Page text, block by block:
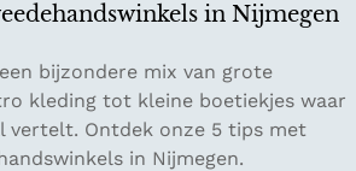
in Nijmegen
bijzondere mix van grote
kleding tot kleine boetiekjes waar
vertelt. Ontdek onze 5 tips met
in Nijmegen.